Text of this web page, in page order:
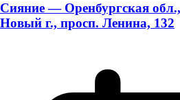
Сияние — Оренбургская
Новый г., просп. Ленина, 132